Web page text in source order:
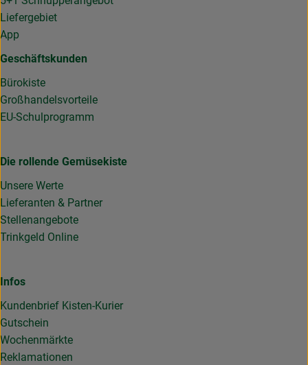
Liefergebiet
App
Geschäftskunden
Bürokiste
Großhandelsvorteile
EU-Schulprogramm
Die rollende Gemüsekiste
Unsere Werte
Lieferanten & Partner
Stellenangebote
Trinkgeld Online
Infos
Kundenbrief Kisten-Kurier
Gutschein
Wochenmärkte
Reklamationen